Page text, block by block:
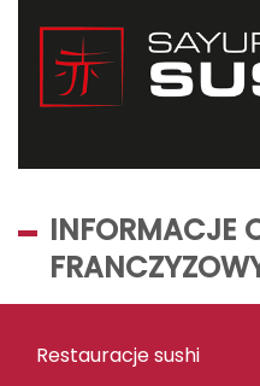
INFORMACJE
Restauracje sushi